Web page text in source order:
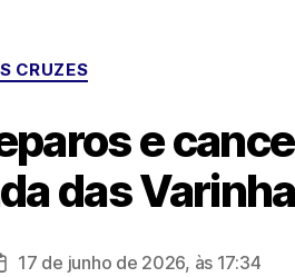
Categorias
CRUZES
e
das
17 de junho de 2026, às 17:34